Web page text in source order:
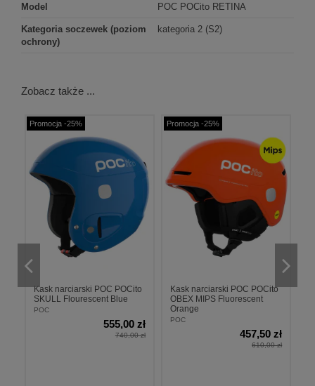
Model POC POCito RETINA
Kategoria soczewek (poziom
ochrony)
kategoria 2 (S2)
Zobacz także ...
Promocja -25%
Kask narciarski POC POCito
SKULL Flourescent Blue
POC
555,00 zł
740,00 zł
Promocja -25%
Kask narciarski POC POCito
OBEX MIPS Fluorescent
Orange
POC
457,50 zł
610,00 zł